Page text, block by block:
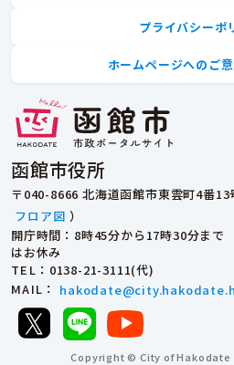
函館市役所
〒040-8666 北海道函館市東雲町4番13
フロア図 ）
開庁時間：8時45分から17時30分ま
はお休み
TEL ：0138-21-3111(代)
MAIL ：
プライバシーポ
ホームページへのご
Copyright © City of